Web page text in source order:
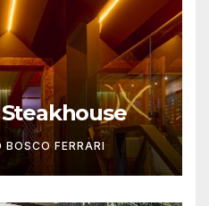
BOSCO FERRARI